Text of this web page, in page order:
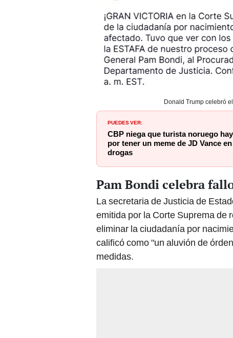
Donald Trump celebró
PUEDES VER:
CBP niega que turista noruego
por tener un meme de JD Vance
drogas
Pam Bondi celebra
La secretaria de Justicia de
emitida por la Corte Suprema de
eliminar la ciudadanía por
calificó como "un aluvión de
medidas.